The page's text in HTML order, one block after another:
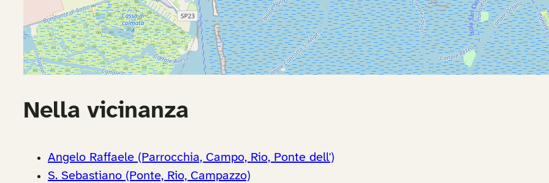
Nella vicinanza
Angelo Raffaele (Parrocchia, Campo, Rio, Ponte dell')
S. Sebastiano (Ponte, Rio, Campazzo)